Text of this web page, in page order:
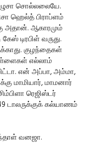
சொல்லலையே.
ஹெல்த் பிராப்ளம்
அதான். ஆகாரமும்
டிரபிள் வருது.
குழந்தைகள்
எல்லாம்
என் அப்பா, அம்மா,
மாமியார், மாமனார்
ரெஜிஸ்டர்
டாலருக்குக் கல்யாணம்
வனஜா.